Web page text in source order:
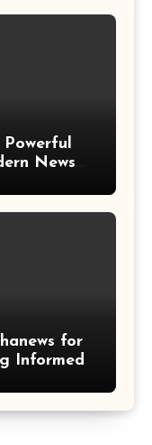
Powerful
News
for
Informed